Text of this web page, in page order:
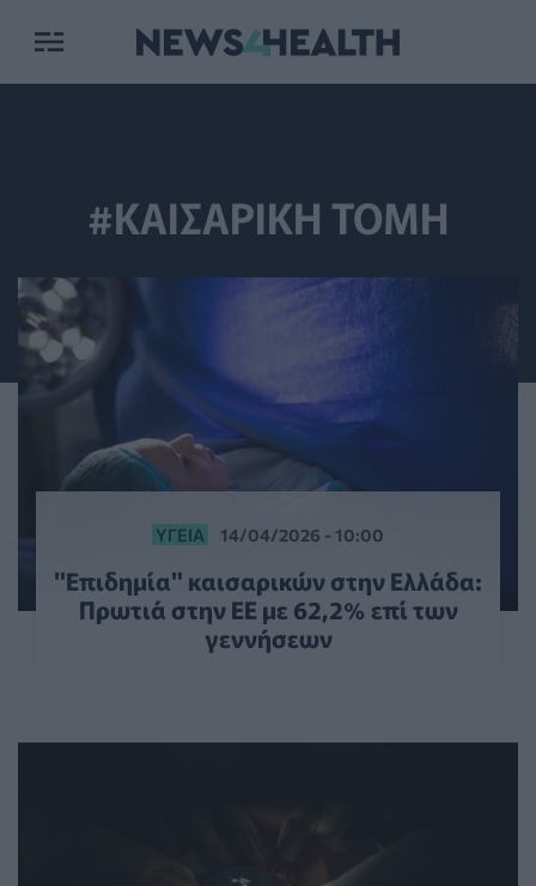
#ΚΑΙΣΑΡΙΚΗ ΤΟΜΗ
ΥΓΕΊΑ 14/04/2026 - 10:00
"Επιδημία" καισαρικών στην Ελλάδα:
Πρωτιά στην ΕΕ με 62,2% επί των
γεννήσεων